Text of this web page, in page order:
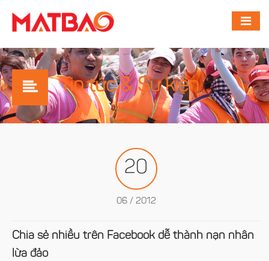
Tin tức & Sự kiện
20
06 / 2012
Chia sẻ nhiều trên Facebook dễ thành nạn nhân
lừa đảo